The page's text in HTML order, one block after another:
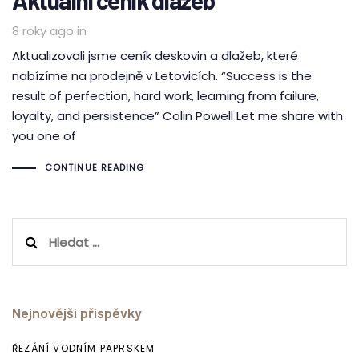
8 roky ago in
Aktualizovali jsme ceník deskovin a dlažeb, které
nabízíme na prodejně v Letovicích. “Success is the
result of perfection, hard work, learning from failure,
loyalty, and persistence” Colin Powell Let me share with
you one of
CONTINUE READING
Nejnovější příspěvky
ŘEZÁNÍ VODNÍM PAPRSKEM